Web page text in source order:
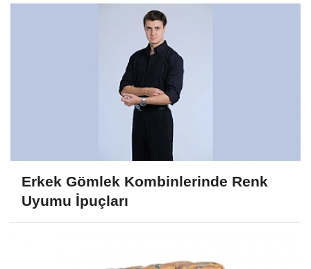
Erkek Gömlek Kombinlerinde Renk
Uyumu İpuçları